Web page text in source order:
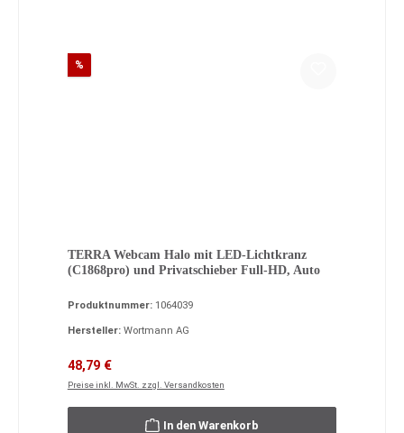
%Rabatt
TERRA Webcam Halo mit LED-Lichtkranz
(C1868pro) und Privatschieber Full-HD, Auto
Produktnummer: 1064039
Hersteller: Wortmann AG
Verkaufspreis:
48,79 €
Preise inkl. MwSt. zzgl. Versandkosten
In den Warenkorb